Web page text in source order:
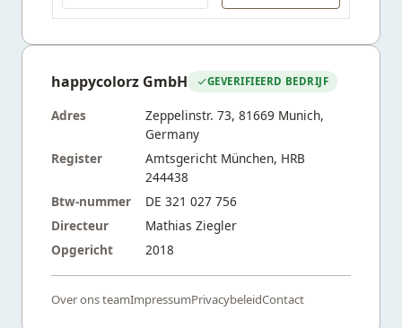
happycolorz GmbH GEVERIFIEERD BEDRIJF
Adres
Zeppelinstr. 73, 81669 Munich,
Germany
Register
Amtsgericht München, HRB
244438
Btw-nummer
DE 321 027 756
Directeur
Mathias Ziegler
Opgericht
2018
Over ons teamImpressumPrivacybeleidContact